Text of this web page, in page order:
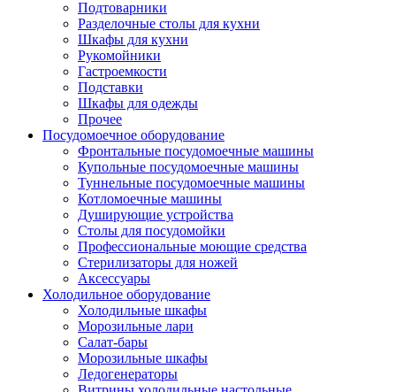
Подтоварники
Разделочные столы для кухни
Шкафы для кухни
Рукомойники
Гастроемкости
Подставки
Шкафы для одежды
Прочее
Посудомоечное оборудование
Фронтальные посудомоечные машины
Купольные посудомоечные машины
Туннельные посудомоечные машины
Котломоечные машины
Душирующие устройства
Столы для посудомойки
Профессиональные моющие средства
Стерилизаторы для ножей
Аксессуары
Холодильное оборудование
Холодильные шкафы
Морозильные лари
Салат-бары
Морозильные шкафы
Ледогенераторы